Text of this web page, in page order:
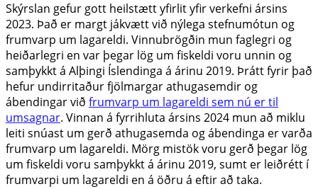
Skýrslan gefur gott heilstætt yfirlit yfir verkefni ársins
2023. Það er margt jákvætt við nýlega stefnumótun og
frumvarp um lagareldi. Vinnubrögðin mun faglegri og
heiðarlegri en var þegar lög um fiskeldi voru unnin og
samþykkt á Alþingi Íslendinga á árinu 2019. Þrátt fyrir það
hefur undirritaður fjölmargar athugasemdir og
ábendingar við frumvarp um lagareldi sem nú er til
umsagnar. Vinnan á fyrrihluta ársins 2024 mun að miklu
leiti snúast um gerð athugasemda og ábendinga er varða
frumvarp um lagareldi. Mörg mistök voru gerð þegar lög
um fiskeldi voru samþykkt á árinu 2019, sumt er leiðrétt í
frumvarpi um lagareldi en á öðru á eftir að taka.